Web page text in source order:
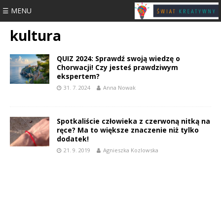
☰ MENU
kultura
QUIZ 2024: Sprawdź swoją wiedzę o
Chorwacji! Czy jesteś prawdziwym
ekspertem?
31. 7. 2024 Anna Nowak
Spotkaliście człowieka z czerwoną nitką na
ręce? Ma to większe znaczenie niż tylko
dodatek!
21. 9. 2019 Agnieszka Kozlowska